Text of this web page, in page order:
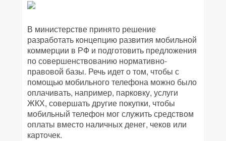
В министерстве принято решение
разработать концепцию развития мобильной
коммерции в РФ и подготовить предложения
по совершенствованию нормативно-
правовой базы. Речь идет о том, чтобы с
помощью мобильного телефона можно было
оплачивать, например, парковку, услуги
ЖКХ, совершать другие покупки, чтобы
мобильный телефон мог служить средством
оплаты вместо наличных денег, чеков или
карточек.